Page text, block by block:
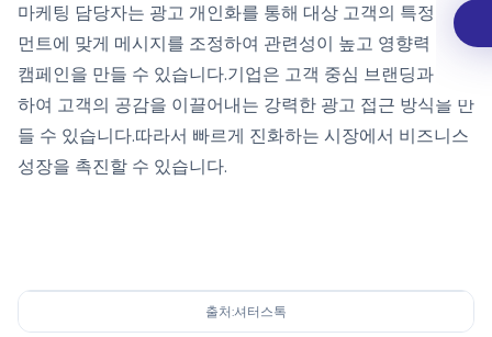
마케팅 담당자는 광고 개인화를 통해 대상 고객의 특정 세그
먼트에 맞게 메시지를 조정하여 관련성이 높고 영향력 있는
캠페인을 만들 수 있습니다.기업은 고객 중심 브랜딩과 결합
하여 고객의 공감을 이끌어내는 강력한 광고 접근 방식을 만
들 수 있습니다.따라서 빠르게 진화하는 시장에서 비즈니스
성장을 촉진할 수 있습니다.
출처:셔터스톡